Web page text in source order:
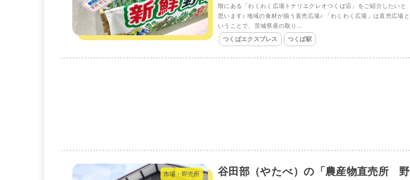
階にある「わくわく広場トナリエクレオつくば店」をご紹介したいと
思います♪ 地域の食材が揃う直売広場♪ 「わくわく広場」は直売広場と
いうことで、茨城県産の取り...
つくばエクスプレス つくば駅
市場・即売所
谷田部（やたべ）の「農産物直売所 野